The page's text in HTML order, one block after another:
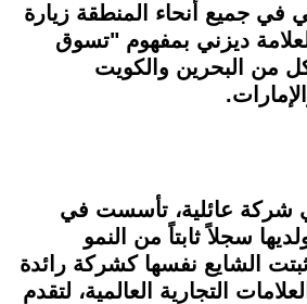
في جميع أنحاء المنطقة زيارة
موقعاً لعلامة ديزني بمفهوم "تسوق
من البحرين والكويت
شركة عائلية، تأسست في
عام 1890 ولديها سجلاً ثابتاً من النمو
الشايع نفسها كشركة رائدة
التجارية العالمية، لتقدم